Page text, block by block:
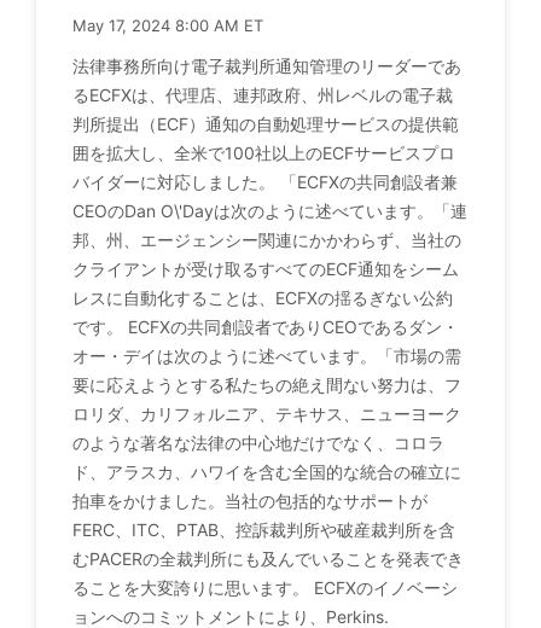
May 17, 2024 8:00 AM ET
法律事務所向け電子裁判所通知管理のリーダーであ
るECFXは、代理店、連邦政府、州レベルの電子裁
判所提出（ECF）通知の自動処理サービスの提供範
囲を拡大し、全米で100社以上のECFサービスプロ
バイダーに対応しました。 「ECFXの共同創設者兼
CEOのDan O\'Dayは次のように述べています。「連
邦、州、エージェンシー関連にかかわらず、当社の
クライアントが受け取るすべてのECF通知をシーム
レスに自動化することは、ECFXの揺るぎない公約
です。 ECFXの共同創設者でありCEOであるダン・
オー・デイは次のように述べています。「市場の需
要に応えようとする私たちの絶え間ない努力は、フ
ロリダ、カリフォルニア、テキサス、ニューヨーク
のような著名な法律の中心地だけでなく、コロラ
ド、アラスカ、ハワイを含む全国的な統合の確立に
拍車をかけました。当社の包括的なサポートが
FERC、ITC、PTAB、控訴裁判所や破産裁判所を含
むPACERの全裁判所にも及んでいることを発表でき
ることを大変誇りに思います。 ECFXのイノベーシ
ョンへのコミットメントにより、Perkins.